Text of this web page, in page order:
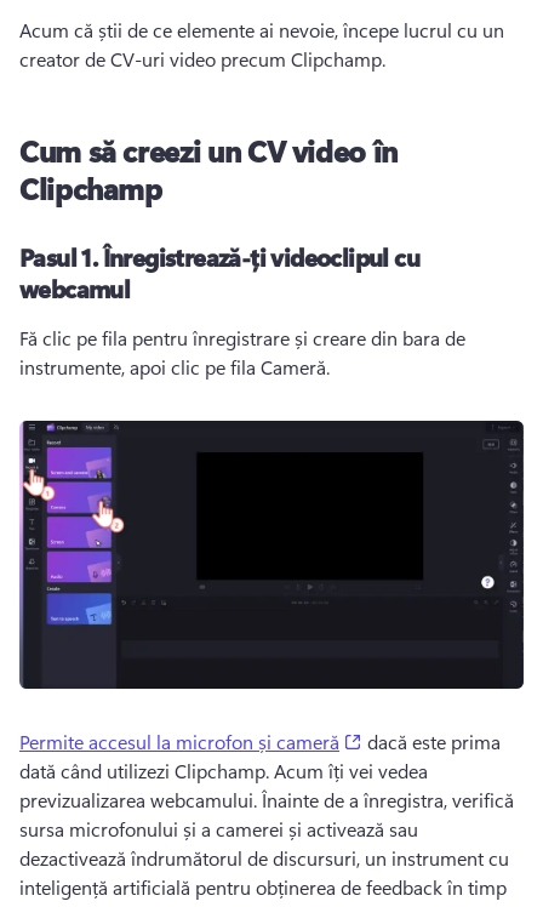
Acum că știi de ce elemente ai nevoie, începe lucrul cu un
creator de CV-uri video precum Clipchamp.
Cum să creezi un CV video în
Clipchamp
Pasul 1. Înregistrează-ți videoclipul cu
webcamul
Fă clic pe fila pentru înregistrare și creare din bara de
instrumente, apoi clic pe fila Cameră.
Permite accesul la microfon și cameră (opens in a new tab)
dacă este prima
dată când utilizezi Clipchamp. Acum îți vei vedea
previzualizarea webcamului. Înainte de a înregistra, verifică
sursa microfonului și a camerei și activează sau
dezactivează îndrumătorul de discursuri, un instrument cu
inteligență artificială pentru obținerea de feedback în timp